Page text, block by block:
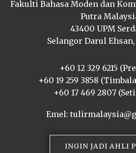
Fakulti Bahasa Moden dan
Putra
43400 UPM
Selangor Darul
+60 12 329 6215
+60 19 259 3858
+60 17 469 2807
Emel:
INGIN JADI AHLI